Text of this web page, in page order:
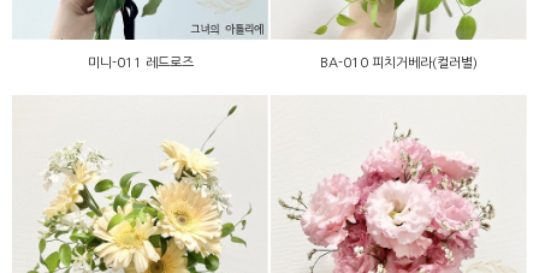
미니-011 레드로즈 BA-010 피치거베라(컬러별)
BB-009 연피치거베라(컬러
별)
BA-009 핑크리시안(컬러
별)